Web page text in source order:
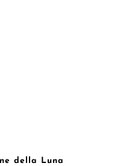
della Luna